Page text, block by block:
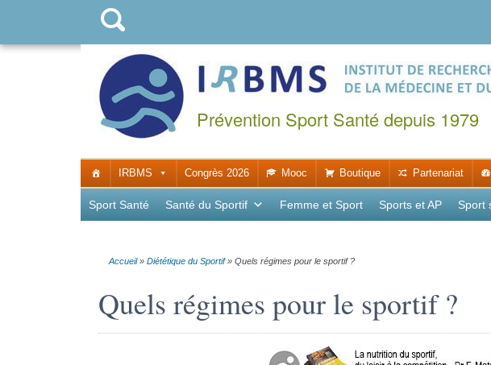
Prévention Sport Santé depuis 1979
IRBMS Congrès 2026 Mooc Boutique Partenariat
Sport Santé Santé du Sportif Femme et Sport Sports et AP Sport
Accueil» Diététique du Sportif» Quels régimes pour le sportif ?
Quels régimes pour le sportif ?